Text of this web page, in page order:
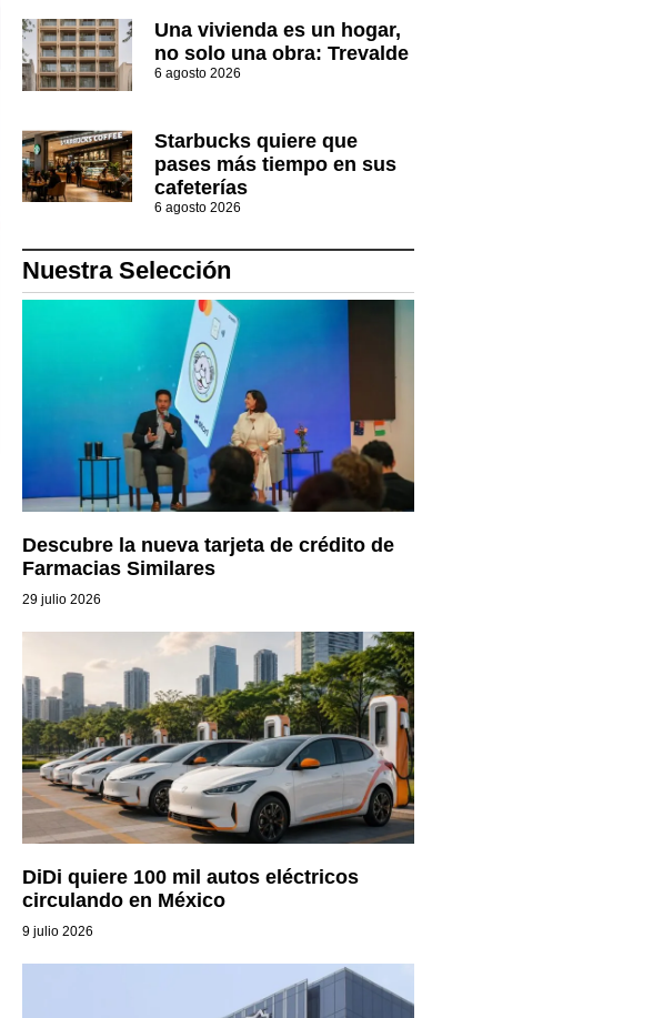
Una vivienda es un hogar,
no solo una obra: Trevalde
6 agosto 2026
Starbucks quiere que
pases más tiempo en sus
cafeterías
6 agosto 2026
Nuestra Selección
Descubre la nueva tarjeta de crédito de
Farmacias Similares
29 julio 2026
DiDi quiere 100 mil autos eléctricos
circulando en México
9 julio 2026